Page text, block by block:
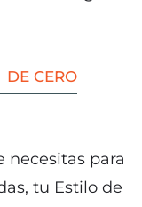
DE CERO
necesitas para
tu Estilo de